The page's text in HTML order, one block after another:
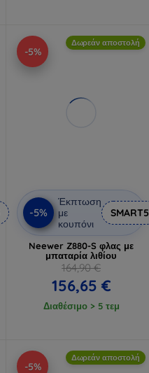
-5%
Δωρεάν αποστολή
-5%
Έκπτωση
με
κουπόνι
SMART5
Neewer Z880-S φλας με
μπαταρία λιθίου
164,90 €
156,65 €
Διαθέσιμο > 5 τεμ
-5%
Δωρεάν αποστολή